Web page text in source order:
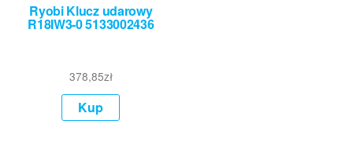
Ryobi Klucz udarowy
R18IW3-0 5133002436
378,85zł
Kup